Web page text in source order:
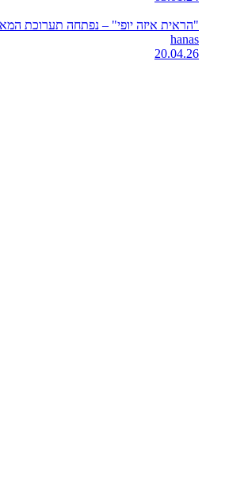
"הראית איזה יופי" – נפתחה תערוכת
hanas
20.04.26